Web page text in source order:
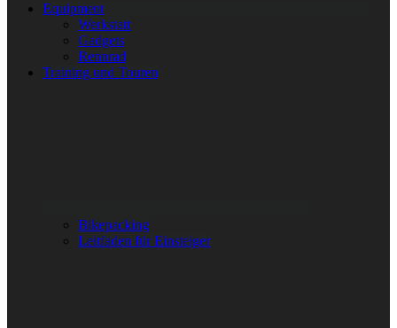
Equipment
Werkstatt
Gadgets
Rennrad
Training und Touren
Bikepacking
Leitfaden für Einsteiger